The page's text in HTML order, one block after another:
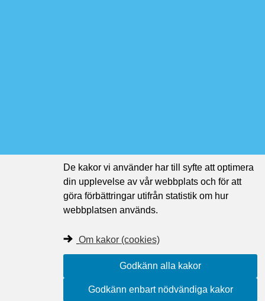
De kakor vi använder har till syfte att optimera
din upplevelse av vår webbplats och för att
göra förbättringar utifrån statistik om hur
webbplatsen används.
Om kakor (cookies)
Godkänn alla kakor
Godkänn enbart nödvändiga kakor